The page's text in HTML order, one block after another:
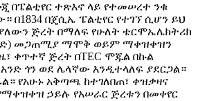
በፔልቲየር ተጽእኖ ላይ የተመሠረተ ንቁ
በ1834 በጄሲኤ ፔልቲየር የተገኘ ሲሆን ይህ
ጅረት በማለፍ የሁለት ቴርሞኤሌክትሪክ
መጋጠሚያ ማሞቅ ወይም ማቀዝቀዝን
ቀጥተኛ ጅረት በTEC ሞጁል በኩል
ጎን ወደ ሌላኛው እንዲተላለፍ ያደርጋል።
የአሁኑ አቅጣጫ ከተገለበጠ፣ ቀዝቃዛና
ኃይሉ የአሠራር ጅረቱን በመቀየር